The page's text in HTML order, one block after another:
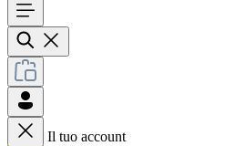
Il tuo account